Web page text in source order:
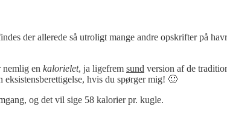
der allerede så utroligt mange andre opskrifter på
en kalorielet, ja ligefrem sund version af de
hvis du spørger mig! 🙂
og det vil sige 58 kalorier pr. kugle.